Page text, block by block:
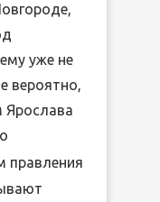
уже не
вероятно,
Ярослава
правления